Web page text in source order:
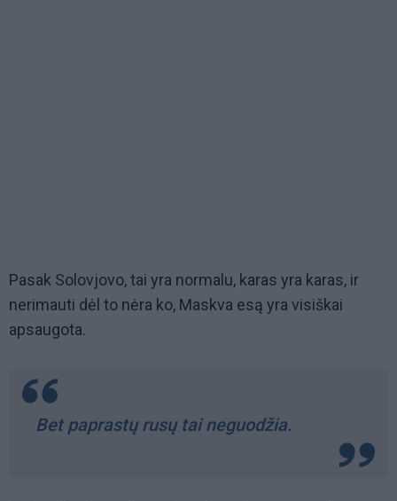
Pasak Solovjovo, tai yra normalu, karas yra karas, ir
nerimauti dėl to nėra ko, Maskva esą yra visiškai
apsaugota.
Bet paprastų rusų tai neguodžia.